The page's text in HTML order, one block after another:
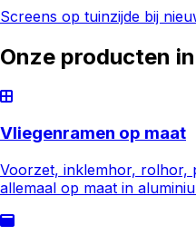
Screens op tuinzijde bij
Onze producten in
Vliegenramen op maat
Voorzet, inklemhor, rolhor,
allemaal op maat in